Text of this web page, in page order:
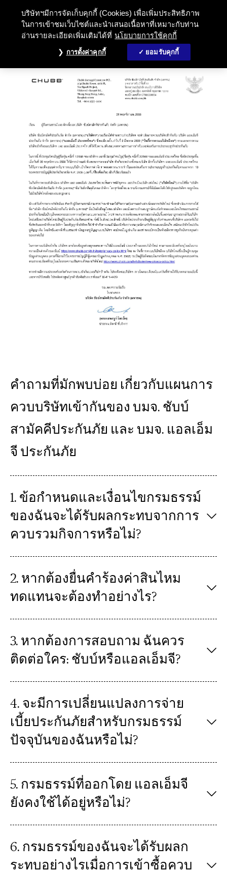
คำถามที่มักพบบ่อย เกี่ยวกับแผนการ
ควบบริษัทเข้ากันของ บมจ. ชับบ์
สามัคคีประกันภัย และ บมจ. แอลเอ็ม
จี ประกันภัย
1. ข้อกำหนดและเงื่อนไขกรมธรรม์
ของฉันจะได้รับผลกระทบจากการ
ควบรวมกิจการหรือไม่?
2. หากต้องยื่นคำร้องค่าสินไหม
ทดแทนจะต้องทำอย่างไร?
3. หากต้องการสอบถาม ฉันควร
ติดต่อใคร: ชับบ์หรือแอลเอ็มจี?
4. จะมีการเปลี่ยนแปลงการจ่าย
เบี้ยประกันภัยสำหรับกรมธรรม์
ปัจจุบันของฉันหรือไม่?
5. กรมธรรม์ที่ออกโดย แอลเอ็มจี
ยังคงใช้ได้อยู่หรือไม่?
6. กรมธรรม์ของฉันจะได้รับผลก
ระทบอย่างไรเมื่อการเข้าซื้อควบ
บริษัทฯมีการจัดเก็บคุกกี้ (Cookies) เพื่อเพิ่มประสิทธิภาพ
ในการเข้าชมเว็บไซต์และนำเสนอเนื้อหาที่เหมาะกับท่าน
อ่านรายละเอียดเพิ่มเติมได้ที่ นโยบายการใช้คุกกี้
การตั้งค่าคุกกี้ ยอมรับคุกกี้